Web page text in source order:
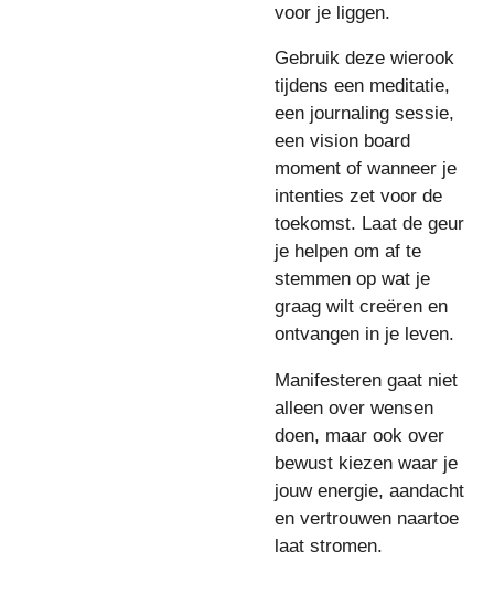
voor je liggen.
Gebruik deze wierook
tijdens een meditatie,
een journaling sessie,
een vision board
moment of wanneer je
intenties zet voor de
toekomst. Laat de geur
je helpen om af te
stemmen op wat je
graag wilt creëren en
ontvangen in je leven.
Manifesteren gaat niet
alleen over wensen
doen, maar ook over
bewust kiezen waar je
jouw energie, aandacht
en vertrouwen naartoe
laat stromen.